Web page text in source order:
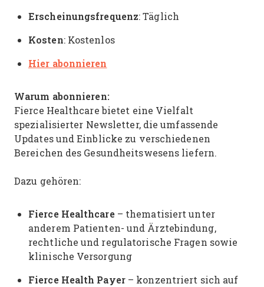
Erscheinungsfrequenz: Täglich
Kosten: Kostenlos
Hier abonnieren
Warum abonnieren:
Fierce Healthcare bietet eine Vielfalt
spezialisierter Newsletter, die umfassende
Updates und Einblicke zu verschiedenen
Bereichen des Gesundheitswesens liefern.
Dazu gehören:
Fierce Healthcare – thematisiert unter
anderem Patienten- und Ärztebindung,
rechtliche und regulatorische Fragen sowie
klinische Versorgung
Fierce Health Payer– konzentriert sich auf